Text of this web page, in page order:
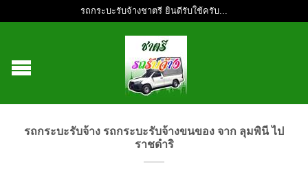
รถกระบะรับจ้างชาตรี ยินดีรับใช้ครับ...
รถกระบะรับจ้าง รถกระบะรับจ้างขนของ จาก ลุมพินี ไป
ราชดำริ